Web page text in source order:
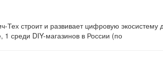
Тех строит и развивает цифровую экосистему
1 среди DIY-магазинов в России (по